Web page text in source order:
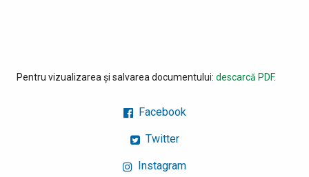
Pentru vizualizarea și salvarea documentului: descarcă PDF.
Facebook
Twitter
Instagram